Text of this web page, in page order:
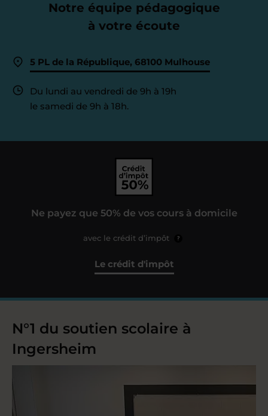
Notre équipe pédagogique
à votre écoute
5 PL de la République, 68100 Mulhouse
Du lundi au vendredi de 9h à 19h
le samedi de 9h à 18h.
Ne payez que 50% de vos cours à domicile
avec le crédit d’impôt ?
Le crédit d'impôt
N°1 du soutien scolaire à
Ingersheim